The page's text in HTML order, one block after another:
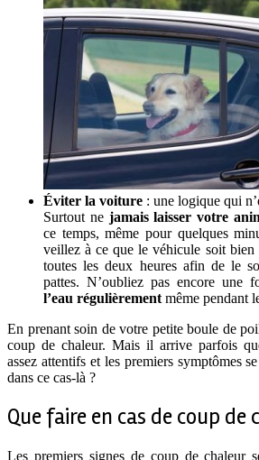
Éviter la voiture : une logique qui
Surtout ne jamais laisser votre
ce temps, même pour quelques
veillez à ce que le véhicule soit bien
toutes les deux heures afin de le
pattes. N’oubliez pas encore une
l’eau régulièrement même pendant
En prenant soin de votre petite boule de
coup de chaleur. Mais il arrive parfois
assez attentifs et les premiers symptômes
dans ce cas-là ?
Que faire en cas de coup de
Les premiers signes de coup de chaleur